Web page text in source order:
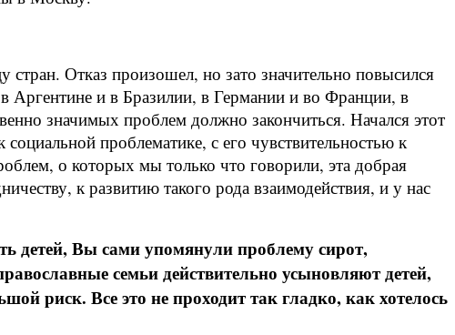
Отказ произошел, но зато значительно повысился
Аргентине и в Бразилии, в Германии и во Франции, в
значимых проблем должно закончиться. Начался этот
проблематике, с его чувствительностью к
о которых мы только что говорили, эта добрая
к развитию такого рода взаимодействия, и у нас
детей, Вы сами упомянули проблему сирот,
семьи действительно усыновляют детей,
риск. Все это не проходит так гладко, как хотелось